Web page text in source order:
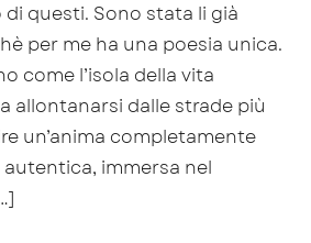
di questi. Sono stata li già
per me ha una poesia unica.
come l’isola della vita
allontanarsi dalle strade più
un’anima completamente
autentica, immersa nel